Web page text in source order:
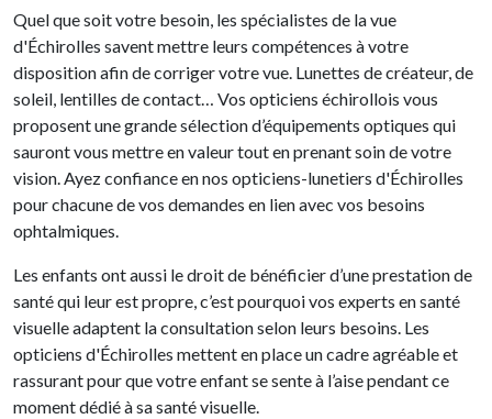
Quel que soit votre besoin, les spécialistes de la vue
d'Échirolles savent mettre leurs compétences à votre
disposition afin de corriger votre vue. Lunettes de créateur, de
soleil, lentilles de contact… Vos opticiens échirollois vous
proposent une grande sélection d’équipements optiques qui
sauront vous mettre en valeur tout en prenant soin de votre
vision. Ayez confiance en nos opticiens-lunetiers d'Échirolles
pour chacune de vos demandes en lien avec vos besoins
ophtalmiques.
Les enfants ont aussi le droit de bénéficier d’une prestation de
santé qui leur est propre, c’est pourquoi vos experts en santé
visuelle adaptent la consultation selon leurs besoins. Les
opticiens d'Échirolles mettent en place un cadre agréable et
rassurant pour que votre enfant se sente à l’aise pendant ce
moment dédié à sa santé visuelle.